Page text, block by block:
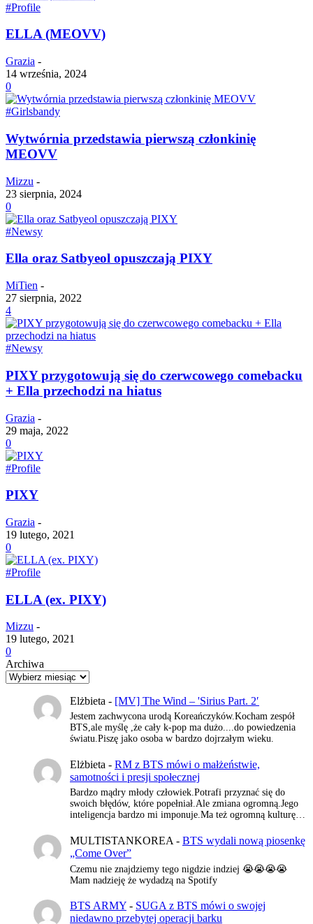
#Profile
ELLA (MEOVV)
Grazia -
14 września, 2024
0
#Girlsbandy
Wytwórnia przedstawia pierwszą członkinię
MEOVV
Mizzu -
23 sierpnia, 2024
0
#Newsy
Ella oraz Satbyeol opuszczają PIXY
MiTien -
27 sierpnia, 2022
4
#Newsy
PIXY przygotowują się do czerwcowego comebacku
+ Ella przechodzi na hiatus
Grazia -
29 maja, 2022
0
#Profile
PIXY
Grazia -
19 lutego, 2021
0
#Profile
ELLA (ex. PIXY)
Mizzu -
19 lutego, 2021
0
Archiwa
Elżbieta - [MV] The Wind – 'Sirius Part. 2′
Jestem zachwycona urodą Koreańczyków.Kocham zespół
BTS,ale myślę ,że cały k-pop ma dużo....do powiedzenia
światu.Piszę jako osoba w bardzo dojrzałym wieku.
Elżbieta - RM z BTS mówi o małżeństwie,
samotności i presji społecznej
Bardzo mądry młody człowiek.Potrafi przyznać się do
swoich błędów, które popełniał.Ale zmiana ogromną.Jego
inteligencja bardzo mi imponuje.Ma też ogromną kulturę…
MULTISTANKOREA - BTS wydali nową piosenkę
„Come Over”
Czemu nie znajdziemy tego nigdzie indziej 😭😭😭😭
Mam nadzieję że wydadzą na Spotify
BTS ARMY - SUGA z BTS mówi o swojej
niedawno przebytej operacji barku